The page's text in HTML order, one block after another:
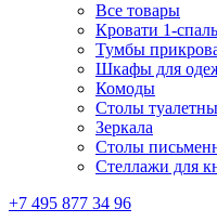
Все товары
Кровати 1-
Тумбы
Шкафы для
Комоды
Столы
Зеркала
Столы
Стеллажи для
+7 495 877 34 96